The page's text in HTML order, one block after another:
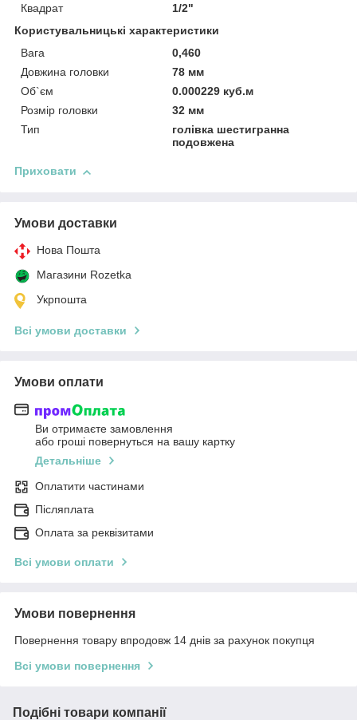
Квадрат
1/2"
Користувальницькі характеристики
Вага
0,460
Довжина головки
78 мм
Об`єм
0.000229 куб.м
Розмір головки
32 мм
Тип
голівка шестигранна
подовжена
Приховати
Умови доставки
Нова Пошта
Магазини Rozetka
Укрпошта
Всі умови доставки
Умови оплати
Ви отримаєте замовлення
або гроші повернуться на вашу картку
Детальніше
Оплатити частинами
Післяплата
Оплата за реквізитами
Всі умови оплати
Умови повернення
Повернення товару впродовж 14 днів за рахунок покупця
Всі умови повернення
Подібні товари компанії